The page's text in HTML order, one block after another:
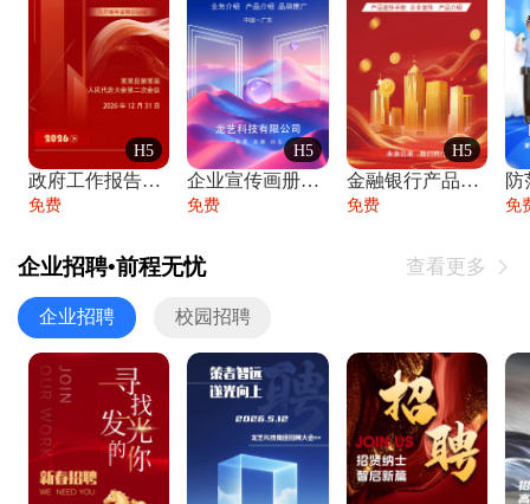
H5
政府工作报告政府年终工作总结
免费
H5
企业宣传画册公司简介产品介绍业务宣传手册
免费
H5
金融银行产品宣传手册企业宣传产品介绍
免费
防
免
企业招聘•前程无忧 查看更多 
企业招聘 校园招聘